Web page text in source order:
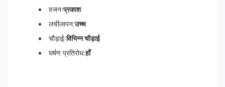
वजनःप्रकाश
लचीलापन:उच्च
चौड़ाईःविभिन्न चौड़ाई
घर्षण प्रतिरोध:हाँ